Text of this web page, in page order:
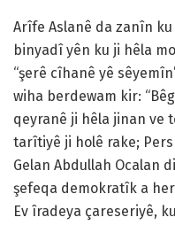
Arîfe Aslanê da zanîn
binyadî yên ku ji hêla
“şerê cîhanê yê
wiha berdewam kir:
qeyranê ji hêla jinan ve
tarîtiyê ji holê rake;
Gelan Abdullah Ocalan
şefeqa demokratîk a
Ev îradeya çareseriyê,